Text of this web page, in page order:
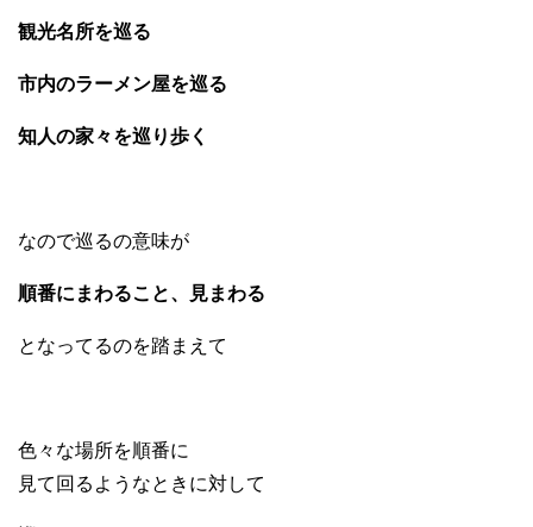
観光名所を巡る
市内のラーメン屋を巡る
知人の家々を巡り歩く
なので巡るの意味が
順番にまわること、見まわる
となってるのを踏まえて
色々な場所を順番に
見て回るようなときに対して